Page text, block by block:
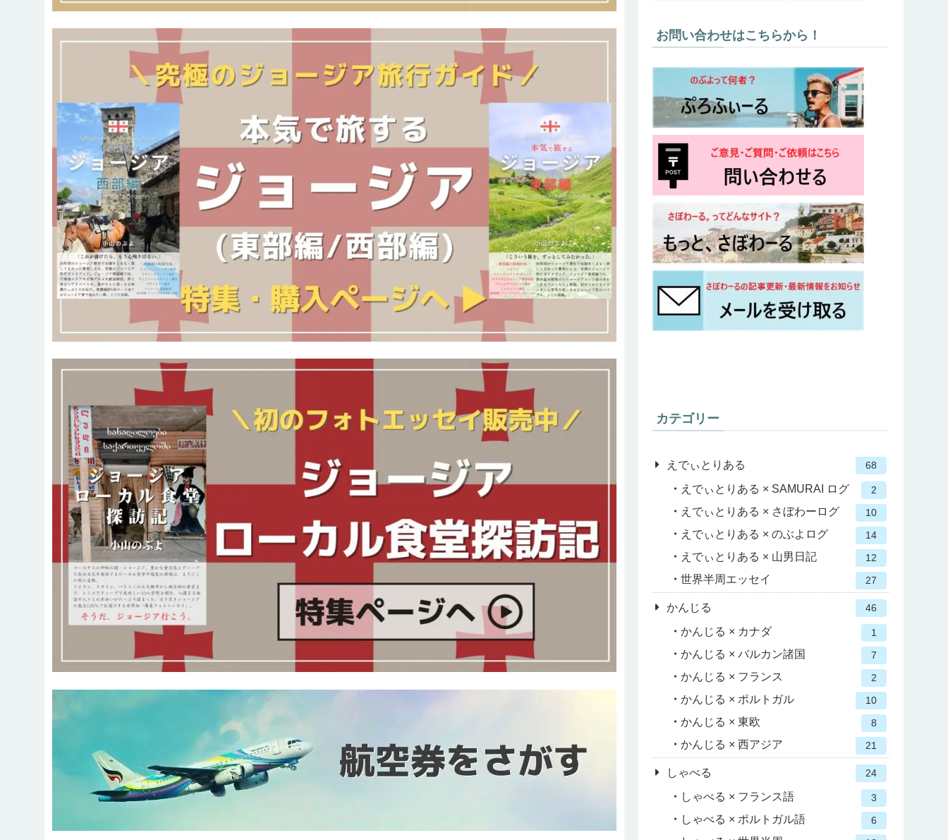
お問い合わせはこちらから！
カテゴリー
えでぃとりある 68
えでぃとりある × SAMURAI ログ 2
えでぃとりある × さぼわーログ 10
えでぃとりある × のぶよログ 14
えでぃとりある × 山男日記 12
世界半周エッセイ 27
かんじる 46
かんじる × カナダ 1
かんじる × バルカン諸国 7
かんじる × フランス 2
かんじる × ポルトガル 10
かんじる × 東欧 8
かんじる × 西アジア 21
しゃべる 24
しゃべる × フランス語 3
しゃべる × ポルトガル語 6